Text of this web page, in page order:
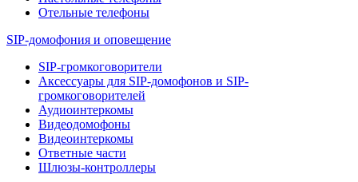
Отельные телефоны
SIP-домофония и оповещение
SIP-громкоговорители
Аксессуары для SIP-домофонов и SIP-
громкоговорителей
Аудиоинтеркомы
Видеодомофоны
Видеоинтеркомы
Ответные части
Шлюзы-контроллеры